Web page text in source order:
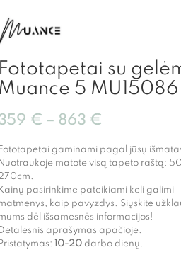
Fototapetai su
Muance 5 MU15086
€ – 863 €
Fototapetai gaminami pagal jūsų
Nuotraukoje matote visą tapeto raštą:
Kainų pasirinkime pateikiami keli galimi
kaip pavyzdys. Siųskite
dėl išsamesnės informacijos!
Detalesnis aprašymas apačioje.
Pristatymas:
10-20darbo dienų.